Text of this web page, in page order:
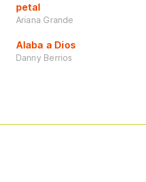
petal
Ariana Grande
Alaba a Dios
Danny Berrios